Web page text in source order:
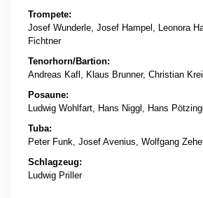
Trompete:
Josef Wunderle, Josef Hampel, Leonora
Fichtner
Tenorhorn/Bartion:
Andreas Kafl, Klaus Brunner, Christian
Posaune:
Ludwig Wohlfart, Hans Niggl, Hans
Tuba:
Peter Funk, Josef Avenius, Wolfgang
Schlagzeug:
Ludwig Priller